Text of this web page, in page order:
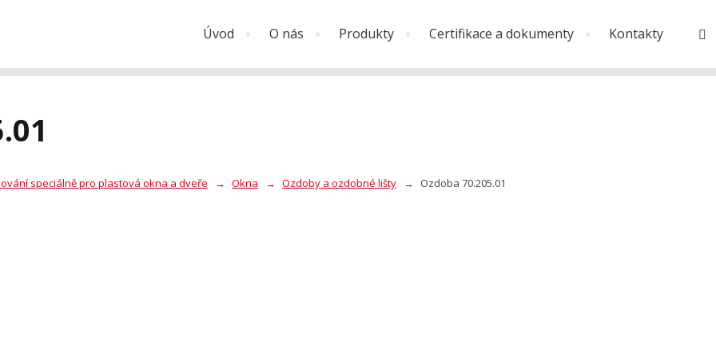
Úvod O nás Produkty Certifikace a dokumenty Kontakty
speciálně pro plastová okna a dveře Okna Ozdoby a ozdobné lišty Ozdoba 70.205.01